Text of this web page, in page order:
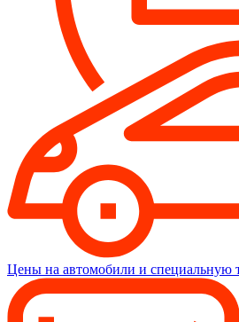
Цены на автомобили и специальную